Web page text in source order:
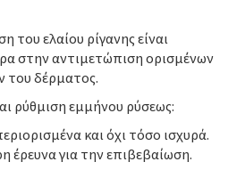
του ελαίου ρίγανης είναι
στην αντιμετώπιση ορισμένων
του δέρματος.
ρύθμιση εμμήνου ρύσεως:
και όχι τόσο ισχυρά.
έρευνα για την επιβεβαίωση.